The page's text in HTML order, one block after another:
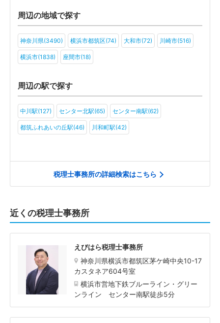
アミューズメント・レジャー(2)
周辺の地域で探す
神奈川県(3490) 横浜市都筑区(74) 大和市(72) 川崎市(516)
横浜市(1838) 座間市(18)
周辺の駅で探す
中川駅(127) センター北駅(65) センター南駅(62)
都筑ふれあいの丘駅(46) 川和町駅(42)
税理士事務所の詳細検索はこちら
近くの税理士事務所
えびはら税理士事務所
神奈川県横浜市都筑区茅ケ崎中央10-17
カスタネア604号室
横浜市営地下鉄ブルーライン・グリー
ンライン センター南駅徒歩5分